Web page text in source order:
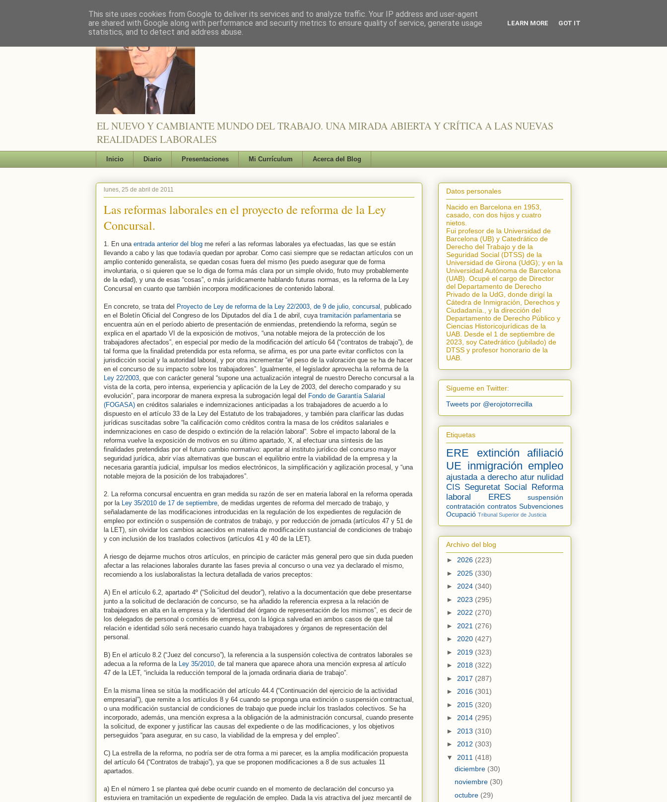
EL NUEVO Y CAMBIANTE MUNDO DEL TRABAJO. UNA MIRADA ABIERTA Y CRÍTICA A LAS NUEVAS
REALIDADES LABORALES
Inicio Diario Presentaciones Mi Currículum Acerca del Blog
lunes, 25 de abril de 2011
Las reformas laborales en el proyecto de reforma de la Ley
Concursal.
1. En una entrada anterior del blog me referí a las reformas laborales ya efectuadas, las que se están
llevando a cabo y las que todavía quedan por aprobar. Como casi siempre que se redactan artículos con un
amplio contenido generalista, se quedan cosas fuera del mismo (les puedo asegurar que de forma
involuntaria, o si quieren que se lo diga de forma más clara por un simple olvido, fruto muy probablemente
de la edad), y una de esas “cosas”, o más jurídicamente hablando futuras normas, es la reforma de la Ley
Concursal en cuanto que también incorpora modificaciones de contenido laboral.
En concreto, se trata del Proyecto de Ley de reforma de la Ley 22/2003, de 9 de julio, concursal, publicado
en el Boletín Oficial del Congreso de los Diputados del día 1 de abril, cuya tramitación parlamentaria se
encuentra aún en el período abierto de presentación de enmiendas, pretendiendo la reforma, según se
explica en el apartado VI de la exposición de motivos, “una notable mejora de la protección de los
trabajadores afectados”, en especial por medio de la modificación del artículo 64 (“contratos de trabajo”), de
tal forma que la finalidad pretendida por esta reforma, se afirma, es por una parte evitar conflictos con la
jurisdicción social y la autoridad laboral, y por otra incrementar “el peso de la valoración que se ha de hacer
en el concurso de su impacto sobre los trabajadores”. Igualmente, el legislador aprovecha la reforma de la
Ley 22/2003 , que con carácter general “supone una actualización integral de nuestro Derecho concursal a la
vista de la corta, pero intensa, experiencia y aplicación de la Ley de 2003, del derecho comparado y su
evolución”, para incorporar de manera expresa la subrogación legal del Fondo de Garantía Salarial
(FOGASA) en créditos salariales e indemnizaciones anticipadas a los trabajadores de acuerdo a lo
dispuesto en el artículo 33 de la Ley del Estatuto de los trabajadores, y también para clarificar las dudas
jurídicas suscitadas sobre “la calificación como créditos contra la masa de los créditos salariales e
indemnizaciones en caso de despido o extinción de la relación laboral”. Sobre el impacto laboral de la
reforma vuelve la exposición de motivos en su último apartado, X, al efectuar una síntesis de las
finalidades pretendidas por el futuro cambio normativo: aportar al instituto jurídico del concurso mayor
seguridad jurídica, abrir vías alternativas que buscan el equilibrio entre la viabilidad de la empresa y la
necesaria garantía judicial, impulsar los medios electrónicos, la simplificación y agilización procesal, y “una
notable mejora de la posición de los trabajadores”.
2. La reforma concursal encuentra en gran medida su razón de ser en materia laboral en la reforma operada
por la Ley 35/2010 de 17 de septiembre , de medidas urgentes de reforma del mercado de trabajo, y
señaladamente de las modificaciones introducidas en la regulación de los expedientes de regulación de
empleo por extinción o suspensión de contratos de trabajo, y por reducción de jornada (artículos 47 y 51 de
la LET), sin olvidar los cambios acaecidos en materia de modificación sustancial de condiciones de trabajo
y con inclusión de los traslados colectivos (artículos 41 y 40 de la LET).
A riesgo de dejarme muchos otros artículos, en principio de carácter más general pero que sin duda pueden
afectar a las relaciones laborales durante las fases previa al concurso o una vez ya declarado el mismo,
recomiendo a los iuslaboralistas la lectura detallada de varios preceptos:
A) En el artículo 6.2, apartado 4º (“Solicitud del deudor”), relativo a la documentación que debe presentarse
junto a la solicitud de declaración de concurso, se ha añadido la referencia expresa a la relación de
trabajadores en alta en la empresa y la “identidad del órgano de representación de los mismos”, es decir de
los delegados de personal o comités de empresa, con la lógica salvedad en ambos casos de que tal
relación e identidad sólo será necesario cuando haya trabajadores y órganos de representación del
personal.
B) En el artículo 8.2 (“Juez del concurso”), la referencia a la suspensión colectiva de contratos laborales se
adecua a la reforma de la Ley 35/2010, de tal manera que aparece ahora una mención expresa al artículo
47 de la LET, “incluida la reducción temporal de la jornada ordinaria diaria de trabajo”.
En la misma línea se sitúa la modificación del artículo 44.4 (“Continuación del ejercicio de la actividad
empresarial”), que remite a los artículos 8 y 64 cuando se proponga una extinción o suspensión contractual,
o una modificación sustancial de condiciones de trabajo que puede incluir los traslados colectivos. Se ha
incorporado, además, una mención expresa a la obligación de la administración concursal, cuando presente
la solicitud, de exponer y justificar las causas del expediente o de las modificaciones, y los objetivos
perseguidos “para asegurar, en su caso, la viabilidad de la empresa y del empleo”.
C) La estrella de la reforma, no podría ser de otra forma a mi parecer, es la amplia modificación propuesta
del artículo 64 (“Contratos de trabajo”), ya que se proponen modificaciones a 8 de sus actuales 11
apartados.
a) En el número 1 se plantea qué debe ocurrir cuando en el momento de declaración del concurso ya
estuviera en tramitación un expediente de regulación de empleo. Dada la vis atractiva del juez mercantil de
Datos personales
Nacido en Barcelona en 1953,
casado, con dos hijos y cuatro
nietos.
Fui profesor de la Universidad de
Barcelona (UB) y Catedrático de
Derecho del Trabajo y de la
Seguridad Social (DTSS) de la
Universidad de Girona (UdG); y en la
Universidad Autónoma de Barcelona
(UAB). Ocupé el cargo de Director
del Departamento de Derecho
Privado de la UdG, donde dirigí la
Cátedra de Inmigración, Derechos y
Ciudadanía.
, y la dirección del
Departamento de Derecho Público y
Ciencias Historicojurídicas de la
UAB. Desde el 1 de septiembre de
2023, soy Catedrático (jubilado) de
DTSS y profesor honorario de la
UAB.
Sígueme en Twitter:
Tweets por @erojotorrecilla
Etiquetas
ERE extinción
afiliació
UE inmigración empleo
ajustada a derecho atur nulidad
CIS Seguretat Social Reforma
laboral
ERES
suspensión
contratación contratos Subvenciones
Ocupació Tribunal Superior de Justicia
Archivo del blog
► 2026 (223)
► 2025 (330)
► 2024 (340)
► 2023 (295)
► 2022 (270)
► 2021 (276)
► 2020 (427)
► 2019 (323)
► 2018 (322)
► 2017 (287)
► 2016 (301)
► 2015 (320)
► 2014 (295)
► 2013 (310)
► 2012 (303)
▼ 2011 (418)
diciembre (30)
noviembre (30)
octubre (29)
This site uses cookies from Google to deliver its services and to analyze traffic. Your IP address and user-agent
are shared with Google along with performance and security metrics to ensure quality of service, generate usage
statistics, and to detect and address abuse.
LEARN MORE GOT IT